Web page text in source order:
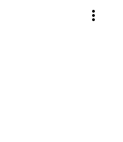
more_vert